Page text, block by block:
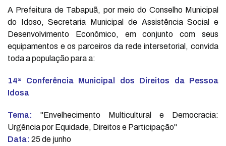
A Prefeitura de Tabapuã, por meio do Conselho Municipal
do Idoso, Secretaria Municipal de Assistência Social e
Desenvolvimento Econômico, em conjunto com seus
equipamentos e os parceiros da rede intersetorial, convida
toda a população para a:
14ª Conferência Municipal dos Direitos da Pessoa
Idosa
Tema: "Envelhecimento Multicultural e Democracia:
Urgência por Equidade, Direitos e Participação"
Data: 25 de junho